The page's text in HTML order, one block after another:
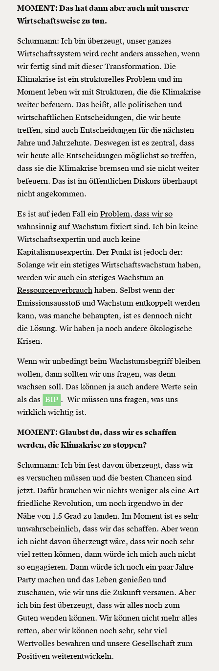
MOMENT: Das hat dann aber auch mit unserer
Wirtschaftsweise zu tun.
Schurmann: Ich bin überzeugt, unser ganzes
Wirtschaftssystem wird recht anders aussehen, wenn
wir fertig sind mit dieser Transformation. Die
Klimakrise ist ein strukturelles Problem und im
Moment leben wir mit Strukturen, die die Klimakrise
weiter befeuern. Das heißt, alle politischen und
wirtschaftlichen Entscheidungen, die wir heute
treffen, sind auch Entscheidungen für die nächsten
Jahre und Jahrzehnte. Deswegen ist es zentral, dass
wir heute alle Entscheidungen möglichst so treffen,
dass sie die Klimakrise bremsen und sie nicht weiter
befeuern. Das ist im öffentlichen Diskurs überhaupt
nicht angekommen.
Es ist auf jeden Fall ein Problem, dass wir so
wahnsinnig auf Wachstum fixiert sind. Ich bin keine
Wirtschaftsexpertin und auch keine
Kapitalismusexpertin. Der Punkt ist jedoch der:
Solange wir ein stetiges Wirtschaftswachstum haben,
werden wir auch ein stetiges Wachstum an
Ressourcenverbrauch haben. Selbst wenn der
Emissionsausstoß und Wachstum entkoppelt werden
kann, was manche behaupten, ist es dennoch nicht
die Lösung. Wir haben ja noch andere ökologische
Krisen.
Wenn wir unbedingt beim Wachstumsbegriff bleiben
wollen, dann sollten wir uns fragen, was denn
wachsen soll. Das können ja auch andere Werte sein
als das BIP . Wir müssen uns fragen, was uns
wirklich wichtig ist.
MOMENT: Glaubst du, dass wir es schaffen
werden, die Klimakrise zu stoppen?
Schurmann: Ich bin fest davon überzeugt, dass wir
es versuchen müssen und die besten Chancen sind
jetzt. Dafür brauchen wir nichts weniger als eine Art
friedliche Revolution, um noch irgendwo in der
Nähe von 1,5 Grad zu landen. Im Moment ist es sehr
unwahrscheinlich, dass wir das schaffen. Aber wenn
ich nicht davon überzeugt wäre, dass wir noch sehr
viel retten können, dann würde ich mich auch nicht
so engagieren. Dann würde ich noch ein paar Jahre
Party machen und das Leben genießen und
zuschauen, wie wir uns die Zukunft versauen. Aber
ich bin fest überzeugt, dass wir alles noch zum
Guten wenden können. Wir können nicht mehr alles
retten, aber wir können noch sehr, sehr viel
Wertvolles bewahren und unsere Gesellschaft zum
Positiven weiterentwickeln.